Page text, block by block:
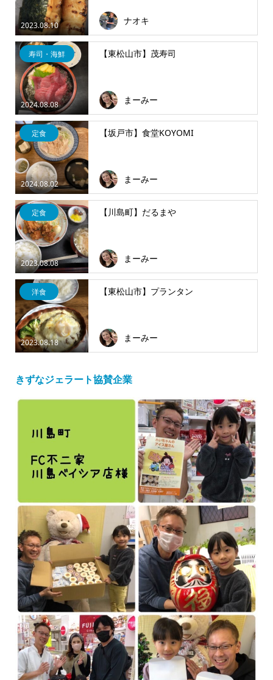
2023.08.10 ナオキ
2024.08.08
寿司・海鮮 【東松山市】茂寿司
まーみー
2024.08.02
定食 【坂戸市】食堂KOYOMI
まーみー
2023.08.08
定食 【川島町】だるまや
まーみー
2023.08.18
洋食 【東松山市】プランタン
まーみー
きずなジェラート協賛企業